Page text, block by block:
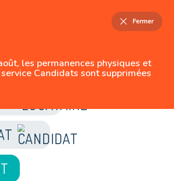
les permanences physiques et
Candidats sont supprimées
Fermer